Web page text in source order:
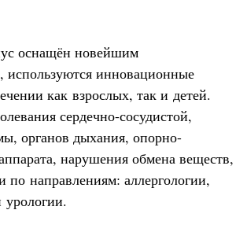
оснащён новейшим
используются инновационные
как взрослых, так и детей.
сердечно-сосудистой,
органов дыхания, опорно-
нарушения обмена веществ,
по направлениям: аллергологии,